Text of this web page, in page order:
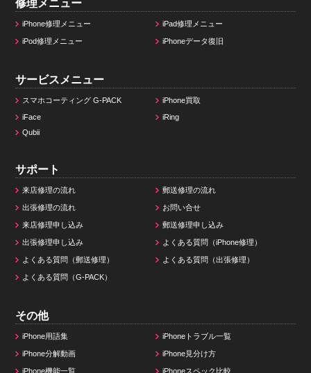
修理メニュー
iPhone修理メニュー iPad修理メニュー
iPod修理メニュー iPhoneデータ復旧
サービスメニュー
スマホコーティング G-PACK
iPhone買取
iFace
iRing
Qubii
サポート
来店修理の流れ 郵送修理の流れ
出張修理の流れ お問い合せ
来店修理申し込み 郵送修理申し込み
出張修理申し込み よくある質問（iPhone修理）
よくある質問（郵送修理） よくある質問（出張修理）
よくある質問（G-PACK）
その他
iPhone用語集 iPhoneトラブル一覧
iPhone分解動画 iPhone見分け方
iPhone機能一覧 iPhoneスペック比較